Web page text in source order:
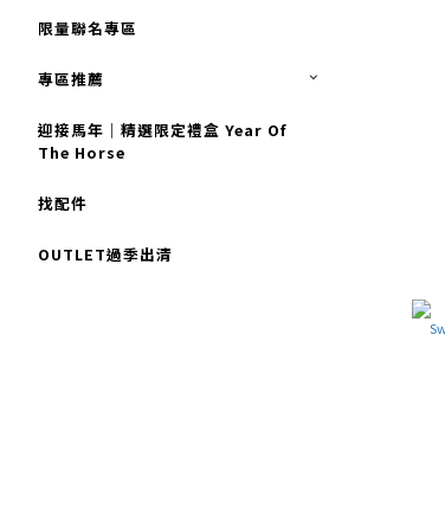
限量聯名專區
專區推薦
迎接馬年｜精選限定禮盒 Year Of
The Horse
找配件
OUTLET過季出清